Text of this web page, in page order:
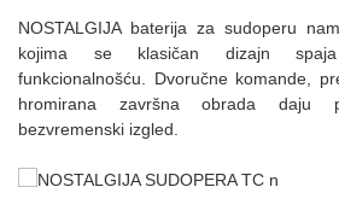
NOSTALGIJA baterija za sudoperu
kojima se klasičan dizajn spaja
funkcionalnošću. Dvoručne komande,
hromirana završna obrada daju
bezvremenski izgled.